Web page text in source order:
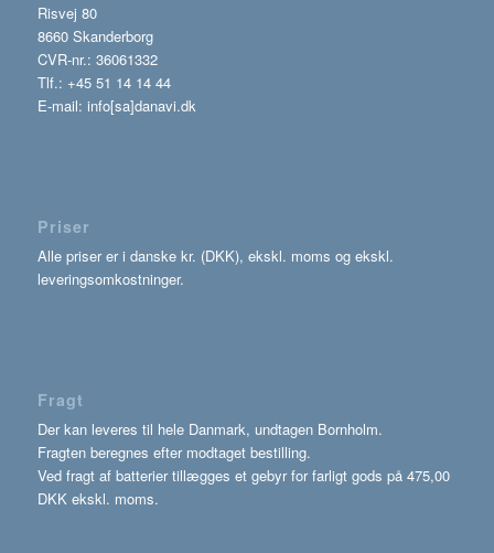
Risvej 80
8660 Skanderborg
CVR-nr.: 36061332
Tlf.: +45 51 14 14 44
E-mail: info[sa]danavi.dk
Priser
Alle priser er i danske kr. (DKK), ekskl. moms og ekskl.
leveringsomkostninger.
Fragt
Der kan leveres til hele Danmark, undtagen Bornholm.
Fragten beregnes efter modtaget bestilling.
Ved fragt af batterier tillægges et gebyr for farligt gods på 475,00
DKK ekskl. moms.